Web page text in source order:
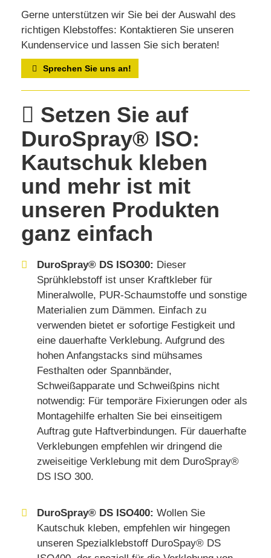
Gerne unterstützen wir Sie bei der Auswahl des
richtigen Klebstoffes: Kontaktieren Sie unseren
Kundenservice und lassen Sie sich beraten!
Sprechen Sie uns an!
Setzen Sie auf
DuroSpray® ISO:
Kautschuk kleben
und mehr ist mit
unseren Produkten
ganz einfach
DuroSpray® DS ISO300: Dieser
Sprühklebstoff ist unser Kraftkleber für
Mineralwolle, PUR-Schaumstoffe und sonstige
Materialien zum Dämmen. Einfach zu
verwenden bietet er sofortige Festigkeit und
eine dauerhafte Verklebung. Aufgrund des
hohen Anfangstacks sind mühsames
Festhalten oder Spannbänder,
Schweißapparate und Schweißpins nicht
notwendig: Für temporäre Fixierungen oder als
Montagehilfe erhalten Sie bei einseitigem
Auftrag gute Haftverbindungen. Für dauerhafte
Verklebungen empfehlen wir dringend die
zweiseitige Verklebung mit dem DuroSpray®
DS ISO 300.
DuroSpray® DS ISO400: Wollen Sie
Kautschuk kleben, empfehlen wir hingegen
unseren Spezialklebstoff DuroSpay® DS